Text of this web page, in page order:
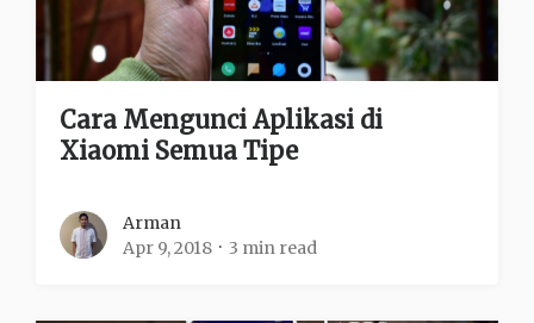
Cara Mengunci Aplikasi di
Xiaomi Semua Tipe
Arman
Apr 9, 2018
3 min read